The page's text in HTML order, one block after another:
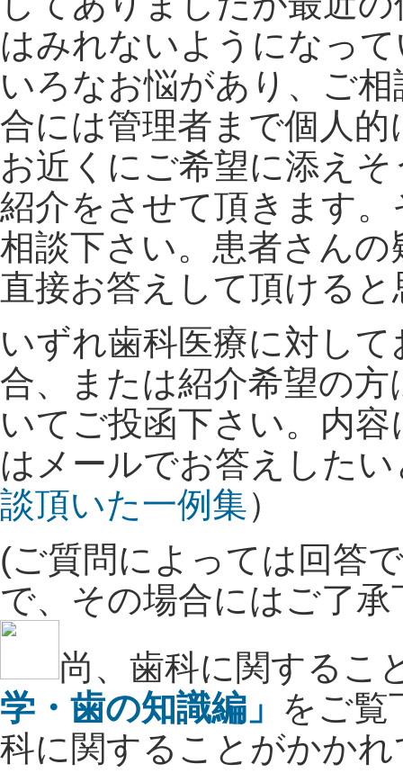
はみれないようになっ
いろなお悩があり、ご
合には管理者まで個人
お近くにご希望に添え
紹介をさせて頂きます
相談下さい。患者さん
直接お答えして頂ける
いずれ歯科医療に対し
合、または紹介希望の方
いてご投函下さい。内
はメールでお答えした
談頂いた一例集）
(ご質問によっては回答
で、その場合にはご了承
尚、歯科に関するこ
学・歯の知識編 」 をご覧
科に関することがかか